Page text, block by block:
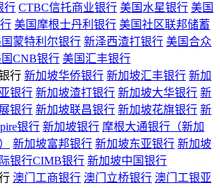
行 CTBC信托商业银行 美国水星银行 美国
美国摩根士丹利银行 美国社区联邦储蓄
蒙特利尔银行 新泽西渣打银行 美国合众
CNB银行 美国汇丰银行
行 新加坡华侨银行 新加坡汇丰银行 新加
银行 新加坡渣打银行 新加坡大华银行 新
银行 新加坡联昌银行 新加坡花旗银行 新
银行 新加坡银行 摩根大通银行（新加
新加坡富邦银行 新加坡东亚银行 新加坡
银行CIMB银行 新加坡中国银行
澳门工商银行 澳门立桥银行 澳门工银亚